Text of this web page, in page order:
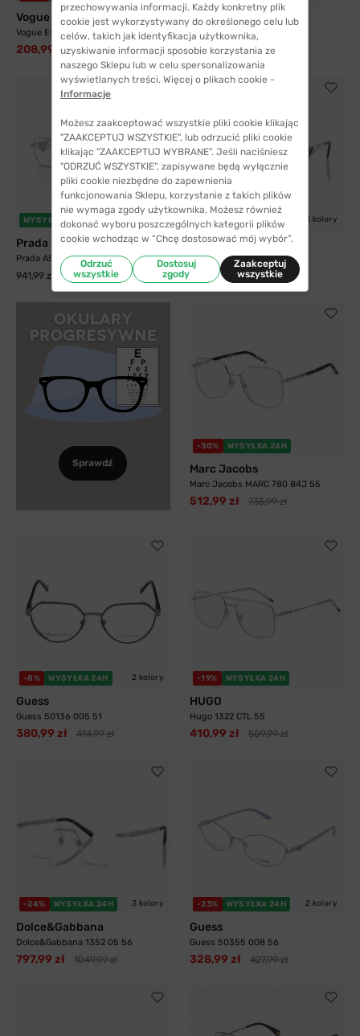
Vogue Eyewear
Vogue Eyewear 4341 323 52
208,99 zł 322,99 zł
Prada
Prada D51V 5AV1O1 52
853,99 zł
WYSYŁKA 24H
Prada
Prada A53V 1BC1O1 56
941,99 zł
WYSYŁKA 24H 3 kolory
Prada
Prada A51V 1BC1O1 55
837,99 zł
Sprawdź
-30% WYSYŁKA 24H
Marc Jacobs
Marc Jacobs MARC 780 84J 55
512,99 zł 735,99 zł
-8% WYSYŁKA 24H 2 kolory
Guess
Guess 50136 005 51
380,99 zł 414,99 zł
-19% WYSYŁKA 24H
HUGO
Hugo 1322 CTL 55
410,99 zł 509,99 zł
-24% WYSYŁKA 24H 3 kolory
Dolce&Gabbana
Dolce&Gabbana 1352 05 56
797,99 zł 1049,99 zł
-23% WYSYŁKA 24H 2 kolory
Guess
Guess 50355 008 56
328,99 zł 427,99 zł
przechowywania informacji. Każdy konkretny plik
cookie jest wykorzystywany do określonego celu lub
celów, takich jak identyfikacja użytkownika,
uzyskiwanie informacji sposobie korzystania ze
naszego Sklepu lub w celu spersonalizowania
wyświetlanych treści. Więcej o plikach cookie -
Informacje
Możesz zaakceptować wszystkie pliki cookie klikając
"ZAAKCEPTUJ WSZYSTKIE", lub odrzucić pliki cookie
klikając "ZAAKCEPTUJ WYBRANE". Jeśli naciśniesz
"ODRZUĆ WSZYSTKIE", zapisywane będą wyłącznie
pliki cookie niezbędne do zapewnienia
funkcjonowania Sklepu, korzystanie z takich plików
nie wymaga zgody użytkownika. Możesz również
dokonać wyboru poszczególnych kategorii plików
cookie wchodząc w “Chcę dostosować mój wybór”.
Odrzuć
wszystkie
Dostosuj
zgody
Zaakceptuj
wszystkie